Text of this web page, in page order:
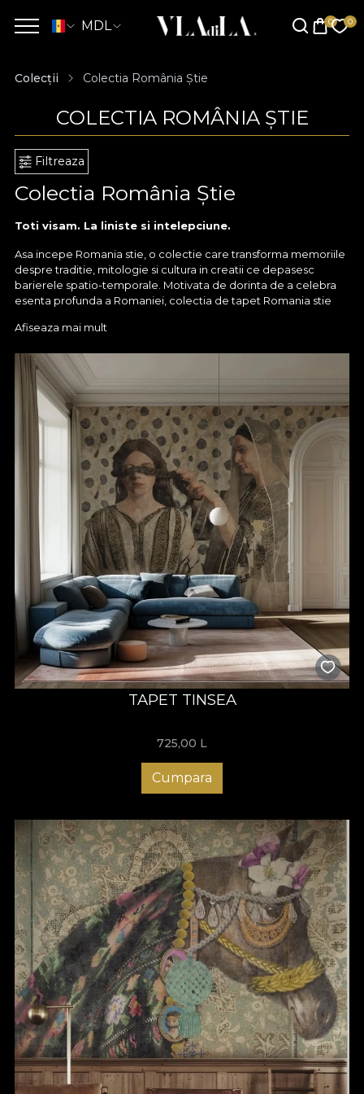
MDL
Colecții Colectia România Știe
COLECTIA ROMÂNIA ȘTIE
Filtreaza
Colectia România Știe
Toti visam. La liniste si intelepciune.
Asa incepe Romania stie, o colectie care transforma memoriile
despre traditie, mitologie si cultura in creatii ce depasesc
barierele spatio-temporale. Motivata de dorinta de a celebra
esenta profunda a Romaniei, colectia de tapet Romania stie
in prim-plan simboluri ce vorbesc despre cine suntem, de unde
Aceasta colectie aniversara, lansata de 1 Decembrie, reprezinta
o oda adusa frumusetii esentei si mostenirii culturale romanesti.
Romania stie isi propune sa dezvaluie universuri paralele, in
care cotidianul intalneste sacrul. Locuri sacre si misterioase, in
care banalul devine poarta catre lumi mistice, pline de
simboluri, culoare si poveste.
Adica spatiul tau. Casa ta, unde te intorci de fiecare data cand
vrei sa iti amintesti cine esti. Si ce te poate impamanta mai mult
decat o colectie care celebreaza intocmai trecutul. Intr-o
forma actuala, in care bariera dintre vis si realitate este blurata.
Astfel, ai ocazia sa pasesti pe o linie secreta, in care concretul
devine intocmai ce iti doresti tu sa devina.
House of VLAdiLA ofera o experienta, iar Romania stie iti aduce
pe peretii casei tale experienta unui vis trait si simtit in vieti si
amintiri trecute.
Fiecare model din colectie ilustreaza adevarul despre orice
experienta ezoterica. Draperii imaginare din catifea rosie se
deschid pentru a dezvalui o lume fermecata, un loc al dansului,
al muzicii si al ghicitorilor care poarta amulete si talismane
misterioase. Modelele aduc la viata contrastele dintre forma si
reinterpretata intr-o maniera moderna, colectia include tapet,
artei, bogatia culturii si bogatia a tot ce te face mai bogat: in
suflet si spirit. Aducem trecutul in actual pentru iubitorii de
frumos multisenzorial, raspunzand tuturor sensibilitatilor
contemporane.
Romania stie vorbeste despre cautare. O cautare de sine, de
sens si de frumos. Modelele colectiei transforma spatiile in
locuri ale introspectiei, ale dansului imaginar si ale povestilor
nescrise. Fiecare piesa aduce cu sine o bucata din trecut,
impletita cu o estetica actuala, creand decoruri ce vor arata ca
desprinse dintr-un vis.
Scenografiile propuse de colectie de tapet Romania stie
traverseaza atat spatii, cat si momente temporale indepartate.
Modelele realizate de artistii nostri imbina tehnici artistice de
pictura si design pentru a reda atmosfera atemporala a unui
univers plin de magie. Aceste creatii isi propun sa inspire, sa
provoace si sa transforme perceptiile despre spatiul locuit.
Afiseaza mai mult
TAPET TINSEA
725,00 L
Cumpara